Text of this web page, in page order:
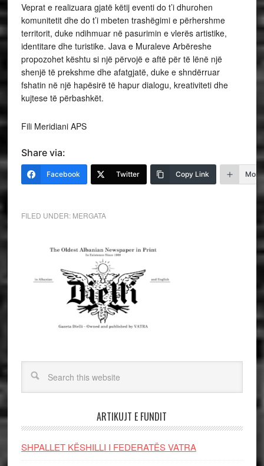
Veprat e realizuara gjatë këtij eventi do t’i dhurohen
komunitetit dhe do t’i mbeten trashëgimi e përhershme
territorit, duke ndihmuar në pasurimin e vlerës artistike,
identitare dhe turistike. Java e Muraleve Arbëreshe
propozohet kështu si një përvojë e aftë për të lënë një
shenjë të prekshme dhe afatgjatë, duke e shndërruar
fshatin në një hapësirë të hapur dialogu, kreativiteti dhe
kujtese të përbashkët.
Fili Meridiani APS
Share via:
Facebook Twitter Copy Link More
FILED UNDER: MERGATA
ARTIKUJT E FUNDIT
SHPALLET KËSHILLI I FEDERATËS VATRA